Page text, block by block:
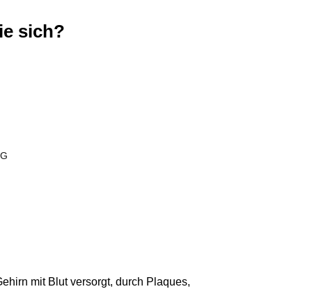
sich?
mit Blut versorgt, durch Plaques,